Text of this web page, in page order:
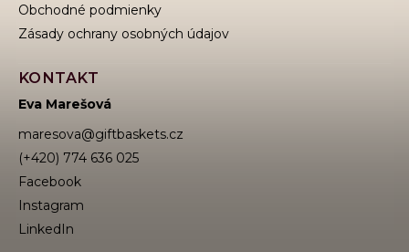
Obchodné podmienky
Zásady ochrany osobných údajov
KONTAKT
Eva Marešová
maresova@giftbaskets.cz
(+420) 774 636 025
Facebook
Instagram